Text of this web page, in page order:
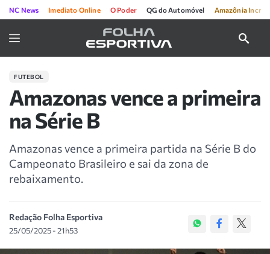
NC News Imediato Online O Poder QG do Automóvel Amazônia
FUTEBOL
Amazonas vence a primeira
na Série B
Amazonas vence a primeira partida na Série B do
Campeonato Brasileiro e sai da zona de
rebaixamento.
Redação Folha Esportiva
25/05/2025 - 21h53